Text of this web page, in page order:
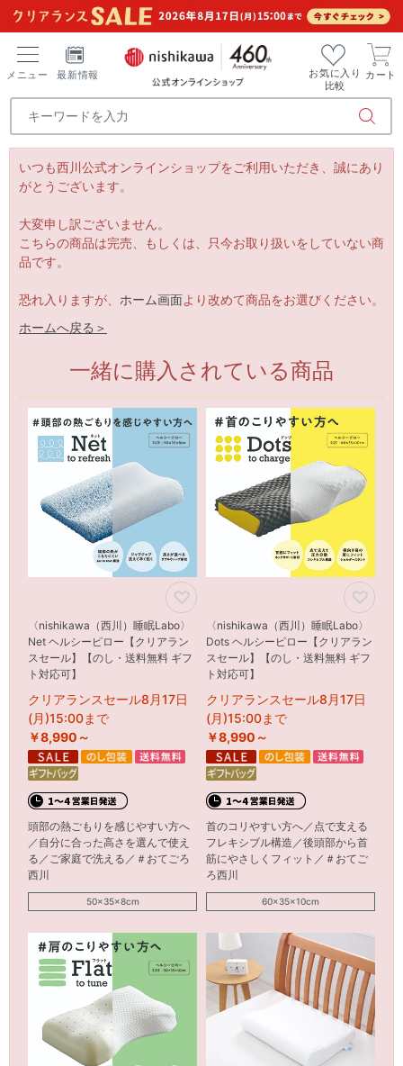
メニュー 最新情報
お気に入り
比較
カート
いつも西川公式オンラインショップをご利用いただき、誠にあり
がとうございます。
大変申し訳ございません。
こちらの商品は完売、もしくは、只今お取り扱いをしていない商
品です。
恐れ入りますが、 ホーム画面より改めて商品をお選びください。
ホームへ戻る＞
一緒に購入されている商品
〈nishikawa（西川）睡眠Labo〉
Net ヘルシーピロー【クリアラン
スセール】【のし・送料無料 ギフ
ト対応可】
クリアランスセール8月17日
(月)15:00まで
￥8,990～
頭部の熱ごもりを感じやすい方へ
／自分に合った高さを選んで使え
る／ご家庭で洗える／＃おてごろ
西川
50×35×8cm
〈nishikawa（西川）睡眠Labo〉
Dots ヘルシーピロー【クリアラン
スセール】【のし・送料無料 ギフ
ト対応可】
クリアランスセール8月17日
(月)15:00まで
￥8,990～
首のコリやすい方へ／点で支える
フレキシブル構造／後頭部から首
筋にやさしくフィット／＃おてご
ろ西川
60×35×10cm